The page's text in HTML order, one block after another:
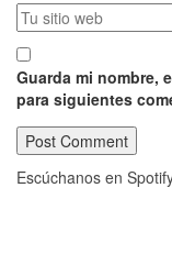
Guarda mi nombre,
para siguientes
Escúchanos en